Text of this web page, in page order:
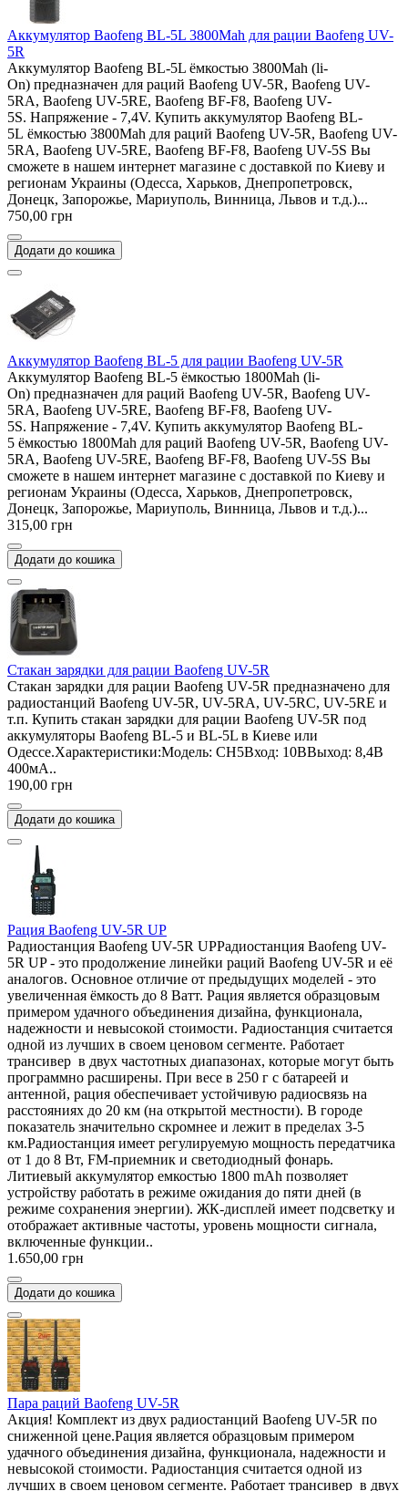
Аккумулятор Baofeng BL-5L 3800Mah для рации Baofeng UV-
5R
Аккумулятор Baofeng BL-5L ёмкостью 3800Mah (li-
On) предназначен для раций Baofeng UV-5R, Baofeng UV-
5RA, Baofeng UV-5RE, Baofeng BF-F8, Baofeng UV-
5S. Напряжение - 7,4V. Купить аккумулятор Baofeng BL-
5L ёмкостью 3800Mah для раций Baofeng UV-5R, Baofeng UV-
5RA, Baofeng UV-5RE, Baofeng BF-F8, Baofeng UV-5S Вы
сможете в нашем интернет магазине с доставкой по Киеву и
регионам Украины (Одесса, Харьков, Днепропетровск,
Донецк, Запорожье, Мариуполь, Винница, Львов и т.д.)...
750,00 грн
Додати до кошика
Аккумулятор Baofeng BL-5 для рации Baofeng UV-5R
Аккумулятор Baofeng BL-5 ёмкостью 1800Mah (li-
On) предназначен для раций Baofeng UV-5R, Baofeng UV-
5RA, Baofeng UV-5RE, Baofeng BF-F8, Baofeng UV-
5S. Напряжение - 7,4V. Купить аккумулятор Baofeng BL-
5 ёмкостью 1800Mah для раций Baofeng UV-5R, Baofeng UV-
5RA, Baofeng UV-5RE, Baofeng BF-F8, Baofeng UV-5S Вы
сможете в нашем интернет магазине с доставкой по Киеву и
регионам Украины (Одесса, Харьков, Днепропетровск,
Донецк, Запорожье, Мариуполь, Винница, Львов и т.д.)...
315,00 грн
Додати до кошика
Стакан зарядки для рации Baofeng UV-5R
Стакан зарядки для рации Baofeng UV-5R предназначено для
радиостанций Baofeng UV-5R, UV-5RA, UV-5RC, UV-5RE и
т.п. Купить стакан зарядки для рации Baofeng UV-5R под
аккумуляторы Baofeng BL-5 и BL-5L в Киеве или
Одессе.Характеристики:Модель: CH5Вход: 10ВВыход: 8,4В
400мА..
190,00 грн
Додати до кошика
Рация Baofeng UV-5R UP
Радиостанция Baofeng UV-5R UPРадиостанция Baofeng UV-
5R UP - это продолжение линейки раций Baofeng UV-5R и её
аналогов. Основное отличие от предыдущих моделей - это
увеличенная ёмкость до 8 Ватт. Рация является образцовым
примером удачного объединения дизайна, функционала,
надежности и невысокой стоимости. Радиостанция считается
одной из лучших в своем ценовом сегменте. Работает
трансивер в двух частотных диапазонах, которые могут быть
программно расширены. При весе в 250 г с батареей и
антенной, рация обеспечивает устойчивую радиосвязь на
расстояниях до 20 км (на открытой местности). В городе
показатель значительно скромнее и лежит в пределах 3-5
км.Радиостанция имеет регулируемую мощность передатчика
от 1 до 8 Вт, FM-приемник и светодиодный фонарь.
Литиевый аккумулятор емкостью 1800 mAh позволяет
устройству работать в режиме ожидания до пяти дней (в
режиме сохранения энергии). ЖК-дисплей имеет подсветку и
отображает активные частоты, уровень мощности сигнала,
включенные функции..
1.650,00 грн
Додати до кошика
Пара раций Baofeng UV-5R
Акция! Комплект из двух радиостанций Baofeng UV-5R по
сниженной цене.Рация является образцовым примером
удачного объединения дизайна, функционала, надежности и
невысокой стоимости. Радиостанция считается одной из
лучших в своем ценовом сегменте. Работает трансивер в двух